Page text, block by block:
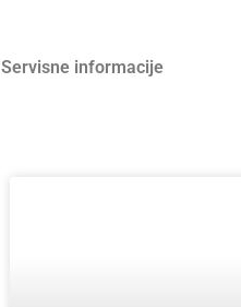
Servisne informacije